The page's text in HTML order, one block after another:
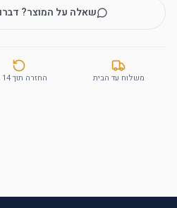
שאלה על המוצר?
משלוח עד הבית החזרה תוך 14 יום